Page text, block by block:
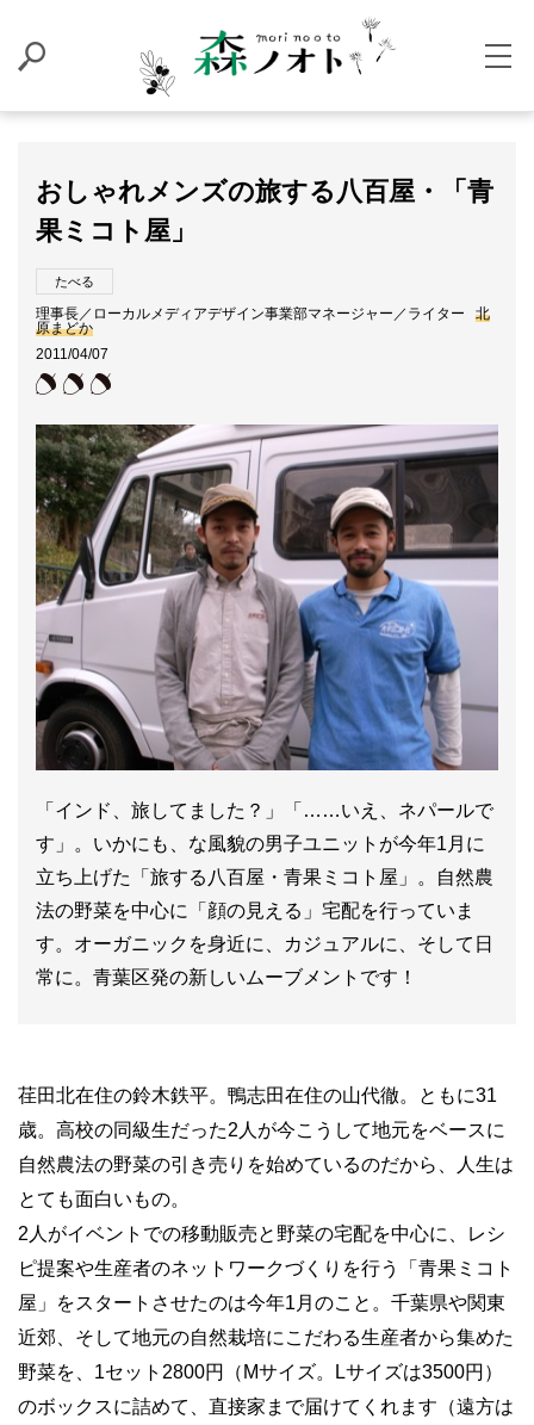
おしゃれメンズの旅する八百屋・「青
果ミコト屋」
たべる
理事長／ローカルメディアデザイン事業部マネージャー／ライター
北
原まどか
2011/04/07
「インド、旅してました？」「……いえ、ネパールで
す」。いかにも、な風貌の男子ユニットが今年1月に
立ち上げた「旅する八百屋・青果ミコト屋」。自然農
法の野菜を中心に「顔の見える」宅配を行っていま
す。オーガニックを身近に、カジュアルに、そして日
常に。青葉区発の新しいムーブメントです！
荏田北在住の鈴木鉄平。鴨志田在住の山代徹。ともに31
歳。高校の同級生だった2人が今こうして地元をベースに
自然農法の野菜の引き売りを始めているのだから、人生は
とても面白いもの。
2人がイベントでの移動販売と野菜の宅配を中心に、レシ
ピ提案や生産者のネットワークづくりを行う「青果ミコト
屋」をスタートさせたのは今年1月のこと。千葉県や関東
近郊、そして地元の自然栽培にこだわる生産者から集めた
野菜を、1セット2800円（Mサイズ。Lサイズは3500円）
のボックスに詰めて、直接家まで届けてくれます（遠方は